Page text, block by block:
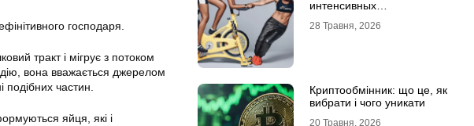
господаря.
тракт і мігрує з потоком
вона вважається джерелом
частин.
яйця, які і
интенсивных
активного образа жизни
28 Травня, 2026
Криптообмінник: що це, як
вибрати і чого уникати
20 Травня, 2026